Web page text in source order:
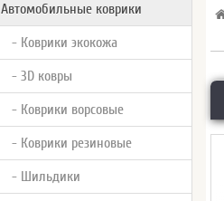
Автомобильные коврики
- Коврики экокожа
- 3D ковры
- Коврики ворсовые
- Коврики резиновые
- Шильдики